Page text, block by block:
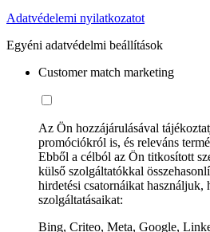
Adatvédelemi nyilatkozatot
Egyéni adatvédelmi beállítások
Customer match marketing
Az Ön hozzájárulásával
promóciókról is, és releváns
Ebből a célból az Ön titkosított
külső szolgáltatókkal
hirdetési csatornáikat használjuk,
szolgáltatásaikat:
Bing, Criteo, Meta, Google,